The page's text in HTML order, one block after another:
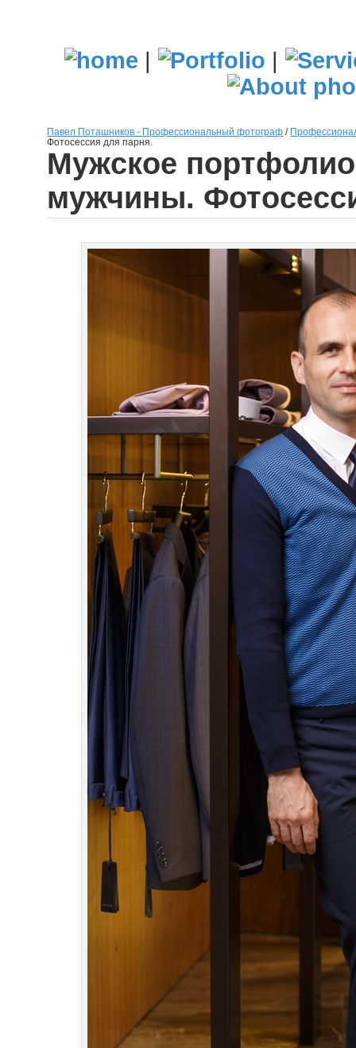
| |
Павел Поташников - Профессиональный фотограф /
Фотосессия для парня.
Мужское
мужчины.